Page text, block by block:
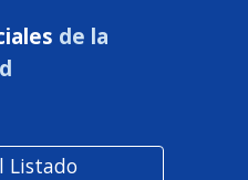
de la
Listado